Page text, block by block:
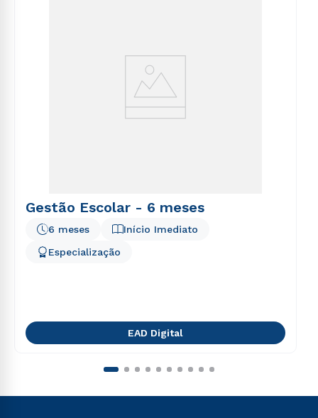
Gestão Escolar - 6 meses
Início Imediato
6 meses
Especialização
EAD Digital